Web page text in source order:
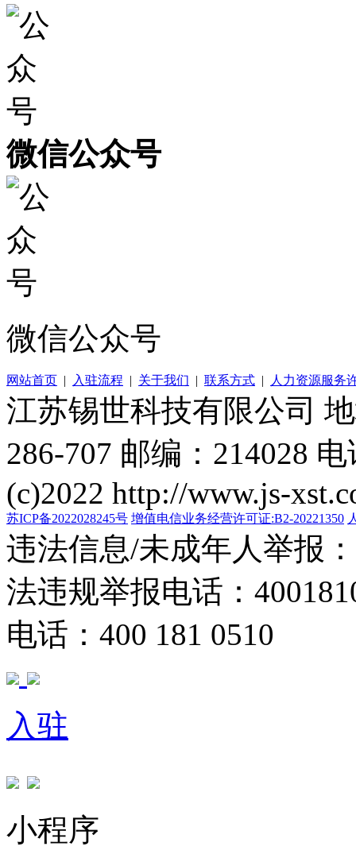
微信公众号
微信公众号
网站首页 | 入驻流程 | 关于我们 | 联系方式 | 人力资源服务
江苏锡世科技有限公司
286-707 邮编：214028
(c)2022 http://www.js-
苏ICP备2022028245号 增值电信业务经营许可证:B2-20221350
违法信息/未成年人举报
法违规举报电话：
电话：400 181 0510
入驻
小程序